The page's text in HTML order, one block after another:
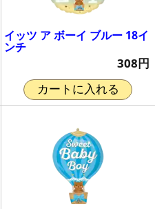
イッツ ア ボーイ ブルー 18イ
ンチ
308円
カートに入れる